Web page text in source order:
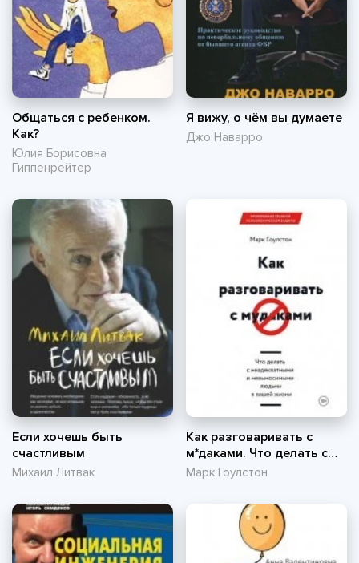
Общаться с ребенком.
Как?
Юлия Борисовна
Гиппенрейтер
Я вижу, о чём вы думаете
Джо Наварро
Если хочешь быть
счастливым
Михаил Литвак
Как разговаривать с
м*даками. Что делать с
неадекватными и
вашей жизни
Марк Гоулстон